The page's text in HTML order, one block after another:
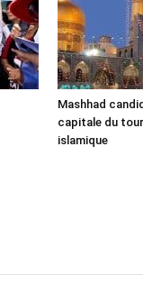
Mashhad
capitale du
islamique